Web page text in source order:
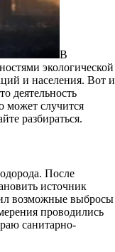
В
экологической
и населения. Вот и
деятельность
может случится
разбираться.
После
источник
возможные выбросы
проводились
санитарно-